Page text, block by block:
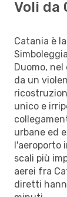
Voli da
Catania è
Duomo,
da un
unico e
urbane ed
l'aeroporto
scali più
aerei fra
diretti